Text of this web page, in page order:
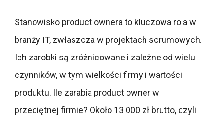
Stanowisko product ownera to kluczowa rola w
branży IT, zwłaszcza w projektach scrumowych.
Ich zarobki są zróżnicowane i zależne od wielu
czynników, w tym wielkości firmy i wartości
produktu. Ile zarabia product owner w
przeciętnej firmie? Około 13 000 zł brutto, czyli